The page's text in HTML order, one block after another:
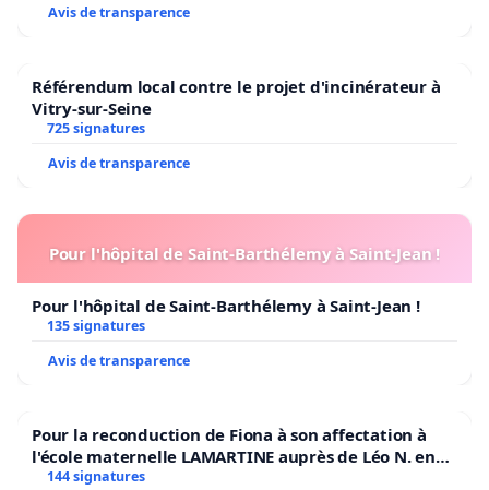
Avis de transparence
Référendum local contre le projet d'incinérateur à
Vitry-sur-Seine
725 signatures
Avis de transparence
Pour l'hôpital de Saint-Barthélemy à Saint-Jean !
Pour l'hôpital de Saint-Barthélemy à Saint-Jean !
135 signatures
Avis de transparence
Pour la reconduction de Fiona à son affectation à
l'école maternelle LAMARTINE auprès de Léo N. en
2026/2027
144 signatures